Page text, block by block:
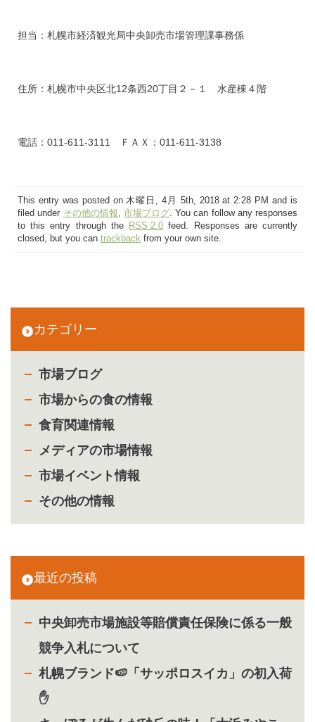
カテゴリー
市場ブログ
市場からの食の情報
食育関連情報
メディアの市場情報
市場イベント情報
その他の情報
最近の投稿
中央卸売市場施設等賠償責任保険に係る一般
競争入札について
札幌ブランド🍉「サッポロスイカ」の初入荷
✋
担当：札幌市経済観光局中央卸売市場管理課事務係
住所：札幌市中央区北12条西20丁目２－１ 水産棟４階
電話：011-611-3111 ＦＡＸ：011-611-3138
This entry was posted on 木曜日, 4月 5th, 2018 at 2:28 PM and is
filed under その他の情報, 市場ブログ. You can follow any responses
to this entry through the
RSS 2.0 feed. Responses are currently
closed, but you can trackback from your own site.